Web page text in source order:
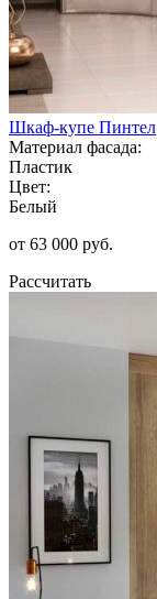
Шкаф-купе Пинтел
Материал фасада:
Пластик
Цвет:
Белый
от 63 000 руб.
Рассчитать